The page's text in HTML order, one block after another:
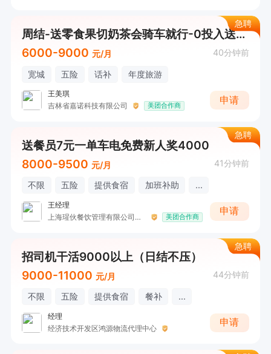
急聘
周结-送零食果切奶茶会骑车就行-0投入送餐员
6000-9000 元/月 40分钟前
宽城 五险 话补 年度旅游
王美琪
吉林省嘉诺科技有限公司
美团合作商
申请
急聘
送餐员7元一单车电免费新人奖4000
8000-9500 元/月 41分钟前
不限 五险 提供食宿 加班补助 ...
王经理
上海瑆伙餐饮管理有限公司长春分公司
美团合作商
申请
急聘
招司机干活9000以上（日结不压）
9000-11000 元/月 44分钟前
不限 五险 提供食宿 餐补 ...
经理
经济技术开发区鸿源物流代理中心
申请